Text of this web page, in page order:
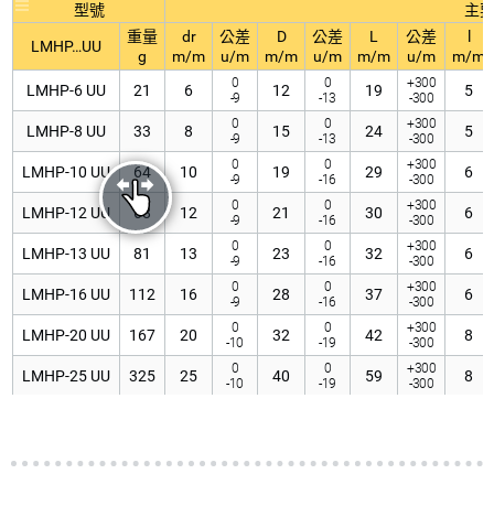
型號 主
LMHP…UU
重量
g
dr
m/m
公差
u/m
D
m/m
公差
u/m
L
m/m
公差
u/m
m/m
LMHP-6 UU
21 6
0
-9
12
0
-13
19
+300
-300
5
LMHP-8 UU 33 8
0
-9
15
0
-13
24
+300
-300
5
LMHP-10 UU 64 10
0
-9
19
0
-16
29
+300
-300
6
LMHP-12 UU 68 12
0
-9
21
0
-16
30
+300
-300
6
LMHP-13 UU 81 13
0
-9
23
0
-16
32
+300
-300
6
LMHP-16 UU 112 16
0
-9
28
0
-16
37
+300
-300
6
LMHP-20 UU 167 20
0
-10
32
0
-19
42
+300
-300
8
LMHP-25 UU 325 25
0
-10
40
0
-19
59
+300
-300
8